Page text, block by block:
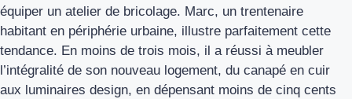
équiper un atelier de bricolage. Marc, un trentenaire
habitant en périphérie urbaine, illustre parfaitement cette
tendance. En moins de trois mois, il a réussi à meubler
l’intégralité de son nouveau logement, du canapé en cuir
aux luminaires design, en dépensant moins de cinq cents